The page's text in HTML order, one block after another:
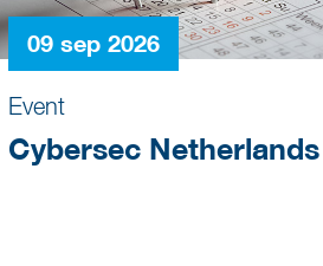
09 sep 2026
Event
Cybersec Netherlands